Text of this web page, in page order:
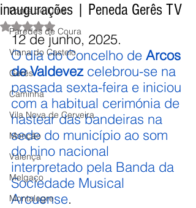
Ponte de Lima
Paredes de Coura
Viana do Castelo
Gerês
Caminha
Vila Nova de Cerveira
Monção
Valença
Melgaço
Montalegre
inaugurações | Peneda Gerês TV
Avaliado com NaN de 5 estrelas.
12 de junho, 2025.
O dia do Concelho de Arcos
de Valdevez celebrou-se na
passada sexta-feira e iniciou
com a habitual cerimónia de
hastear das bandeiras na
sede do município ao som
do hino nacional
interpretado pela Banda da
Sociedade Musical
Arcuense.